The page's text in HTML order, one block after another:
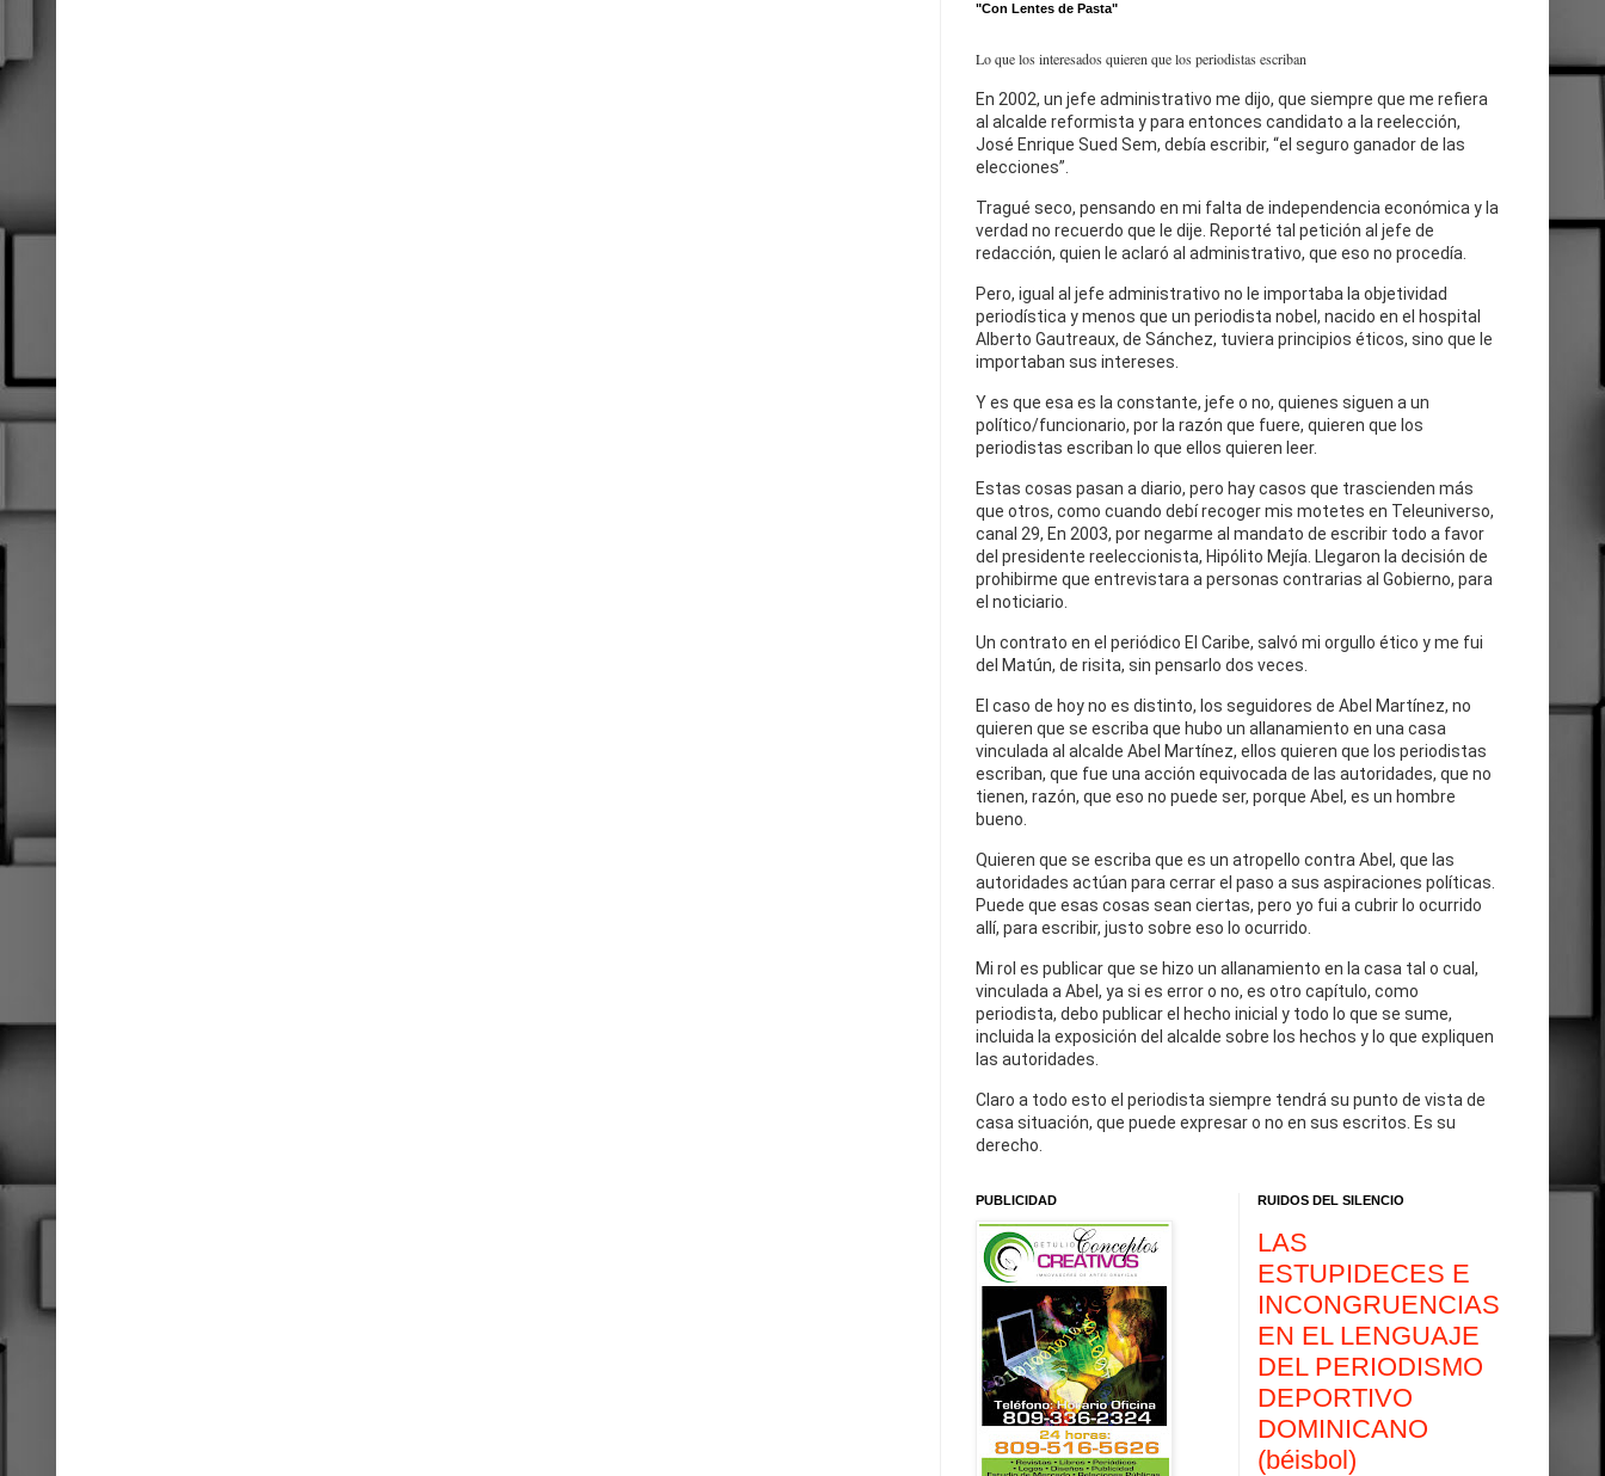
"Con Lentes de Pasta"
Lo que los interesados quieren que los periodistas escriban
En 2002, un jefe administrativo me dijo, que siempre que me refiera
al alcalde reformista y para entonces candidato a la reelección,
José Enrique Sued Sem, debía escribir, “el seguro ganador de las
elecciones”.
Tragué seco, pensando en mi falta de independencia económica y la
verdad no recuerdo que le dije. Reporté tal petición al jefe de
redacción, quien le aclaró al administrativo, que eso no procedía.
Pero, igual al jefe administrativo no le importaba la objetividad
periodística y menos que un periodista nobel, nacido en el hospital
Alberto Gautreaux, de Sánchez, tuviera principios éticos, sino que le
importaban sus intereses.
Y es que esa es la constante, jefe o no, quienes siguen a un
político/funcionario, por la razón que fuere, quieren que los
periodistas escriban lo que ellos quieren leer.
Estas cosas pasan a diario, pero hay casos que trascienden más
que otros, como cuando debí recoger mis motetes en Teleuniverso,
canal 29, En 2003, por negarme al mandato de escribir todo a favor
del presidente reeleccionista, Hipólito Mejía. Llegaron la decisión de
prohibirme que entrevistara a personas contrarias al Gobierno, para
el noticiario.
Un contrato en el periódico El Caribe, salvó mi orgullo ético y me fui
del Matún, de risita, sin pensarlo dos veces.
El caso de hoy no es distinto, los seguidores de Abel Martínez, no
quieren que se escriba que hubo un allanamiento en una casa
vinculada al alcalde Abel Martínez, ellos quieren que los periodistas
escriban, que fue una acción equivocada de las autoridades, que no
tienen, razón, que eso no puede ser, porque Abel, es un hombre
bueno.
Quieren que se escriba que es un atropello contra Abel, que las
autoridades actúan para cerrar el paso a sus aspiraciones políticas.
Puede que esas cosas sean ciertas, pero yo fui a cubrir lo ocurrido
allí, para escribir, justo sobre eso lo ocurrido.
Mi rol es publicar que se hizo un allanamiento en la casa tal o cual,
vinculada a Abel, ya si es error o no, es otro capítulo, como
periodista, debo publicar el hecho inicial y todo lo que se sume,
incluida la exposición del alcalde sobre los hechos y lo que expliquen
las autoridades.
Claro a todo esto el periodista siempre tendrá su punto de vista de
casa situación, que puede expresar o no en sus escritos. Es su
derecho.
PUBLICIDAD RUIDOS DEL SILENCIO
LAS
ESTUPIDECES E
INCONGRUENCIAS
EN EL LENGUAJE
DEL PERIODISMO
DEPORTIVO
DOMINICANO
(béisbol)